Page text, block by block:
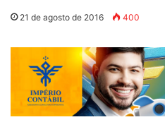
21 de agosto de 2016 400